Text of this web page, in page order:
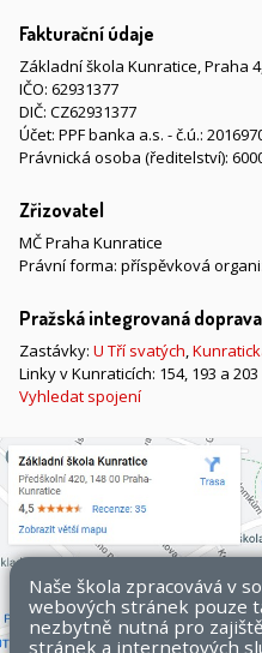
Fakturační údaje
Základní škola Kunratice, Praha
IČO: 62931377
DIČ: CZ62931377
Účet: PPF banka a.s. - č.ú.:
Právnická osoba (ředitelství):
Zřizovatel
MČ Praha Kunratice
Právní forma: příspěvková
Pražská integrovaná doprava
Zastávky: U Tří svatých,
Linky v Kunraticích: 154, 193 a
Vyhledat spojení
Naše škola zpracovává v
webových stránek pouze
nezbytně nutná pro
stránek a internetových